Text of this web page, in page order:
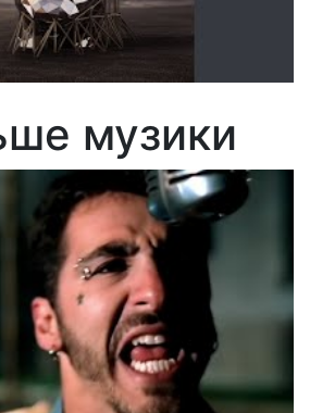
музики